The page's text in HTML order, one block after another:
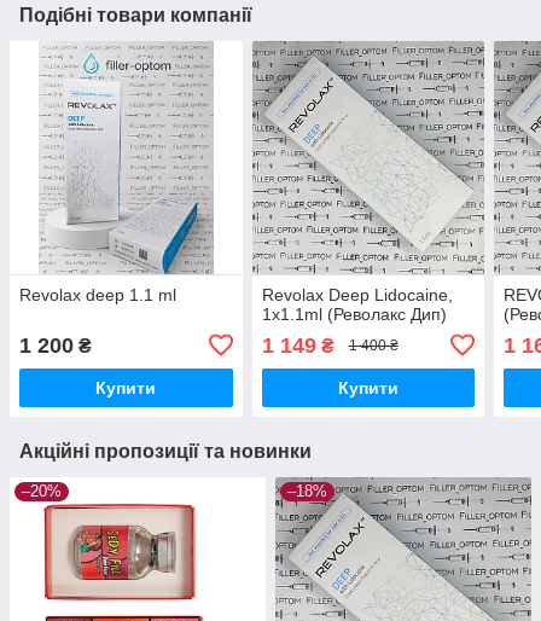
Подібні товари компанії
Revolax deep 1.1 ml
1 200 ₴
Купити
Revolax Deep Lidocaine,
1x1.1ml (Револакс Дип)
1 149₴ 1 400 ₴
Купити
1
Акційні пропозиції та новинки
–20% –18%